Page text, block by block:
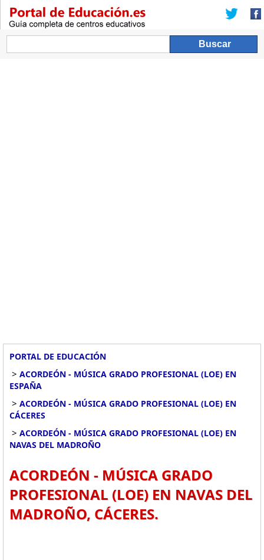
PORTAL DE EDUCACIÓN
> ACORDEÓN - MÚSICA GRADO PROFESIONAL (LOE) EN
ESPAÑA
> ACORDEÓN - MÚSICA GRADO PROFESIONAL (LOE) EN
CÁCERES
> ACORDEÓN - MÚSICA GRADO PROFESIONAL (LOE) EN
NAVAS DEL MADROÑO
ACORDEÓN - MÚSICA GRADO
PROFESIONAL (LOE) EN NAVAS DEL
MADROÑO, CÁCERES.